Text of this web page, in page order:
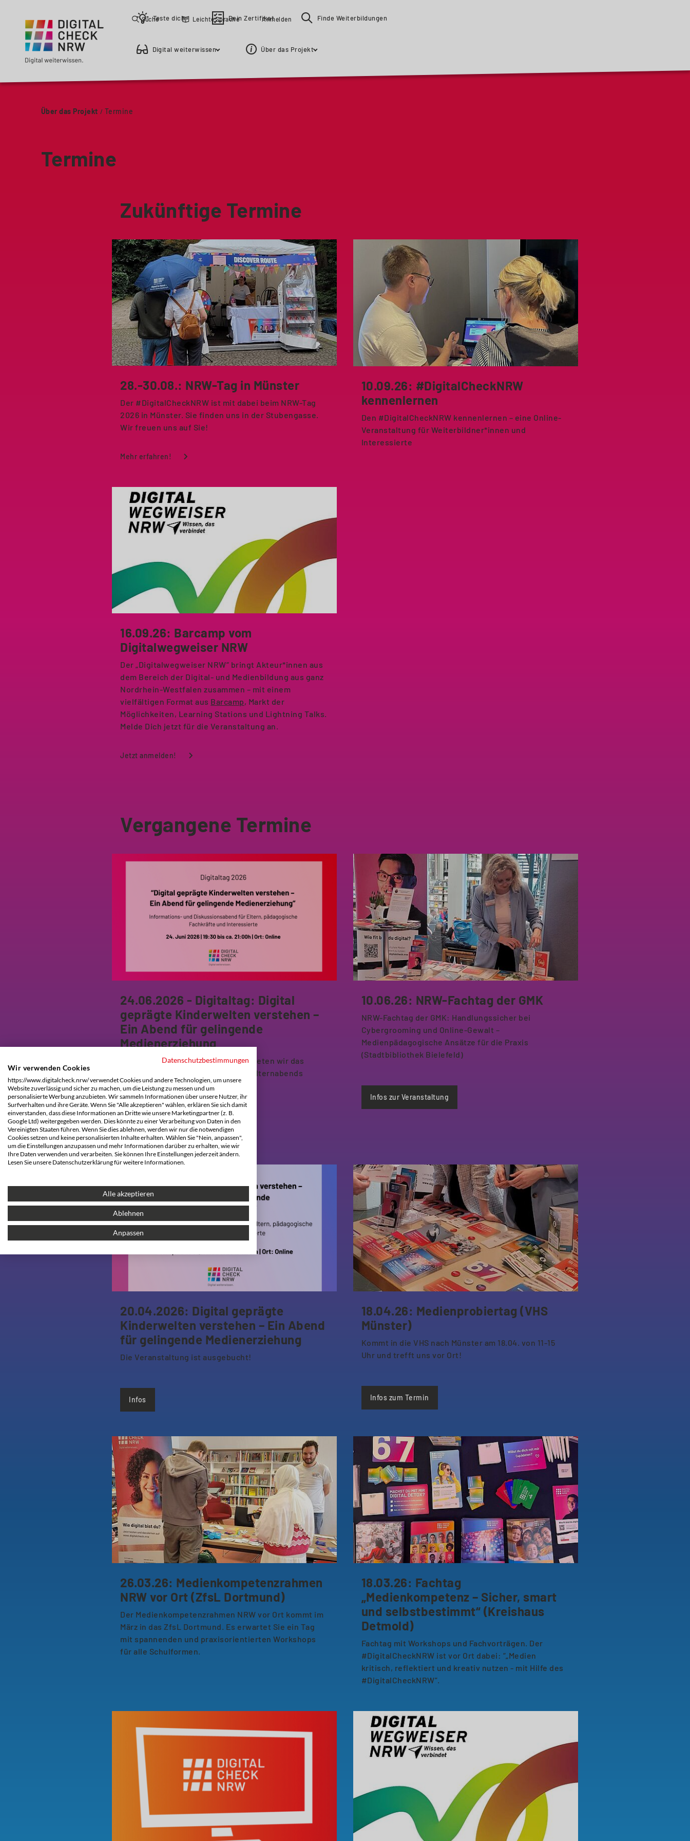
Teste dich Dein Zertifikat Finde Weiterbildungen
Digital weiterwissen Über das Projekt
Suche Leichte Sprache Anmelden
Über das Projekt Termine
Termine
Zukünftige Termine
28.-30.08.: NRW-Tag in Münster
Der #DigitalCheckNRW ist mit dabei beim NRW-Tag
2026 in Münster. Sie finden uns in der Stubengasse.
Wir freuen uns auf Sie!
Mehr erfahren!
10.09.26: #DigitalCheckNRW
kennenlernen
Den #DigitalCheckNRW kennenlernen – eine Online-
Veranstaltung für Weiterbildner*innen und
Interessierte
16.09.26: Barcamp vom
Digitalwegweiser NRW
Der „Digitalwegweiser NRW“ bringt Akteur*innen aus
dem Bereich der Digital- und Medienbildung aus ganz
Nordrhein-Westfalen zusammen – mit einem
vielfältigen Format aus Barcamp, Markt der
Möglichkeiten, Learning Stations und Lightning Talks.
Melde Dich jetzt für die Veranstaltung an.
Jetzt anmelden!
Vergangene Termine
24.06.2026 - Digitaltag: Digital
geprägte Kinderwelten verstehen –
Ein Abend für gelingende
Medienerziehung
Im Rahmen des Digitaltages 2026 bieten wir das
erfolgreiche Format des digitalen Elternabends
erneut an! Anmeldung ab sofort.
Infos und Anmeldung
10.06.26: NRW-Fachtag der GMK
NRW-Fachtag der GMK: Handlungssicher bei
Cybergrooming und Online-Gewalt –
Medienpädagogische Ansätze für die Praxis
(Stadtbibliothek Bielefeld)
Infos zur Veranstaltung
20.04.2026: Digital geprägte
Kinderwelten verstehen – Ein Abend
für gelingende Medienerziehung
Die Veranstaltung ist ausgebucht!
Infos
18.04.26: Medienprobiertag (VHS
Münster)
Kommt in die VHS nach Münster am 18.04. von 11-15
Uhr und trefft uns vor Ort!
Infos zum Termin
26.03.26: Medienkompetenzrahmen
NRW vor Ort (ZfsL Dortmund)
Der Medienkompetenzrahmen NRW vor Ort kommt im
März in das ZfsL Dortmund. Es erwartet Sie ein Tag
mit spannenden und praxisorientierten Workshops
für alle Schulformen.
18.03.26: Fachtag
„Medienkompetenz – Sicher, smart
und selbstbestimmt“ (Kreishaus
Detmold)
Fachtag mit Workshops und Fachvorträgen. Der
#DigitalCheckNRW ist vor Ort dabei: “„Medien
kritisch, reflektiert und kreativ nutzen - mit Hilfe des
#DigitalCheckNRW”.
Datenschutzbestimmungen
Wir verwenden Cookies
https://www.digitalcheck.nrw/ verwendet Cookies und andere Technologien, um unsere
Website zuverlässig und sicher zu machen, um die Leistung zu messen und um
personalisierte Werbung anzubieten. Wir sammeln Informationen über unsere Nutzer, ihr
Surfverhalten und ihre Geräte. Wenn Sie "Alle akzeptieren" wählen, erklären Sie sich damit
einverstanden, dass diese Informationen an Dritte wie unsere Marketingpartner (z. B.
Google Ltd) weitergegeben werden. Dies könnte zu einer Verarbeitung von Daten in den
Vereinigten Staaten führen. Wenn Sie dies ablehnen, werden wir nur die notwendigen
Cookies setzen und keine personalisierten Inhalte erhalten. Wählen Sie "Nein, anpassen",
um die Einstellungen anzupassen und mehr Informationen darüber zu erhalten, wie wir
Ihre Daten verwenden und verarbeiten. Sie können Ihre Einstellungen jederzeit ändern.
Lesen Sie unsere Datenschutzerklärung für weitere Informationen.
Alle akzeptieren
Ablehnen
Anpassen